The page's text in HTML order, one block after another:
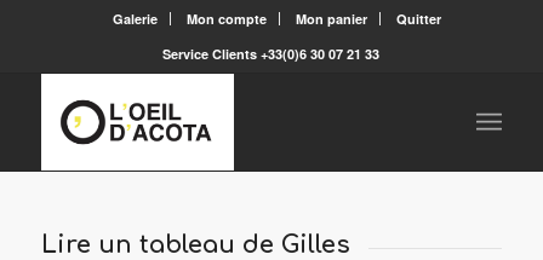
Galerie Mon compte Mon panier
Quitter
Service Clients +33(0)6 30 07 21 33
Lire un tableau de Gilles